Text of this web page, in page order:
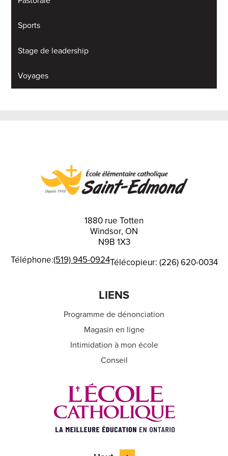
Sports
Stage de leadership
Voyages
1880 rue Totten
Windsor, ON
N9B 1X3
Téléphone:(519) 945-0924Télécopieur: (226) 620-0034
LIENS
Programme de dénonciation
Magasin en ligne
Intimidation à mon école
Conseil